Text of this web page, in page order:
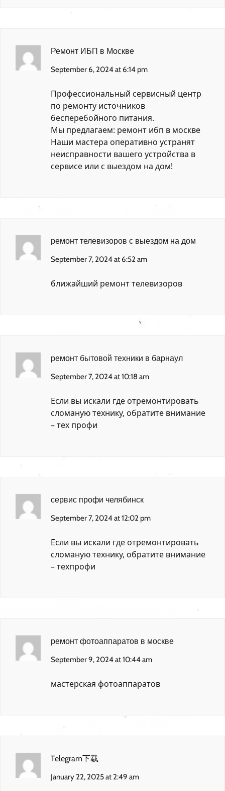
Ремонт ИБП в Москве
September 6, 2024 at 6:14 pm
Профессиональный сервисный центр
по ремонту источников
бесперебойного питания.
Мы предлагаем: ремонт ибп в москве
Наши мастера оперативно устранят
неисправности вашего устройства в
сервисе или с выездом на дом!
ремонт телевизоров с выездом на дом
September 7, 2024 at 6:52 am
ближайший ремонт телевизоров
ремонт бытовой техники в барнаул
September 7, 2024 at 10:18 am
Если вы искали где отремонтировать
сломаную технику, обратите внимание
–тех профи
сервис профи челябинск
September 7, 2024 at 12:02 pm
Если вы искали где отремонтировать
сломаную технику, обратите внимание
–техпрофи
ремонт фотоаппаратов в москве
September 9, 2024 at 10:44 am
мастерская фотоаппаратов
Telegram下载
January 22, 2025 at 2:49 am